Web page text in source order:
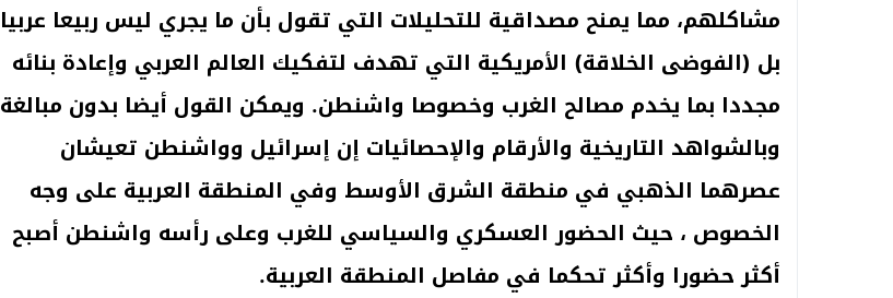
مشاكلهم، مما يمنح مصداقية للتحليلات التي تقول بأن ما يجري ليس ربيعا عربيا
بل (الفوضى الخلاقة) الأمريكية التي تهدف لتفكيك العالم العربي وإعادة بنائه
مجددا بما يخدم مصالح الغرب وخصوصا واشنطن. ويمكن القول أيضا بدون مبالغة
وبالشواهد التاريخية والأرقام والإحصائيات إن إسرائيل وواشنطن تعيشان
عصرهما الذهبي في منطقة الشرق الأوسط وفي المنطقة العربية على وجه
الخصوص ، حيث الحضور العسكري والسياسي للغرب وعلى رأسه واشنطن أصبح
أكثر حضورا وأكثر تحكما في مفاصل المنطقة العربية.